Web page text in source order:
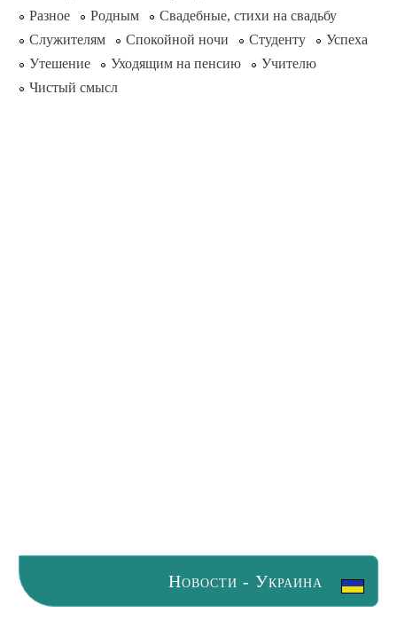
Разное
Родным
Свадебные, стихи на свадьбу
Служителям
Спокойной ночи Студенту
Успеха
Утешение
Уходящим на пенсию
Учителю
Чистый смысл
Новости - Украина